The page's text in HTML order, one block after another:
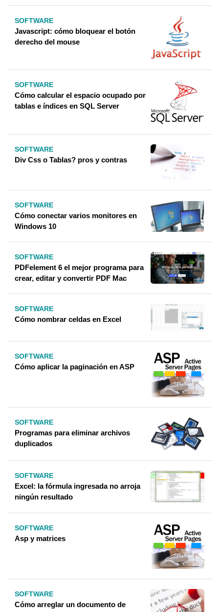
SOFTWARE
Javascript: cómo bloquear el botón
derecho del mouse
SOFTWARE
Cómo calcular el espacio ocupado por
tablas e índices en SQL Server
SOFTWARE
Div Css o Tablas? pros y contras
SOFTWARE
Cómo conectar varios monitores en
Windows 10
SOFTWARE
PDFelement 6 el mejor programa para
crear, editar y convertir PDF Mac
SOFTWARE
Cómo nombrar celdas en Excel
SOFTWARE
Cómo aplicar la paginación en ASP
SOFTWARE
Programas para eliminar archivos
duplicados
SOFTWARE
Excel: la fórmula ingresada no arroja
ningún resultado
SOFTWARE
Asp y matrices
SOFTWARE
Cómo arreglar un documento de